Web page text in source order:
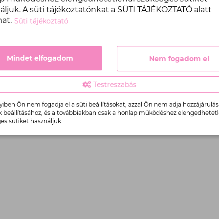
db
A süti tájékoztatónkat a SÜTI TÁJÉKOZTATÓ alatt
Süti tájékoztató
Mindet elfogadom Nem fogadom el
Testreszabás
Ön nem fogadja el a süti beállításokat, azzal Ön nem adja
beállításához, és a továbbiakban csak a honlap működéshez
sütiket használjuk.